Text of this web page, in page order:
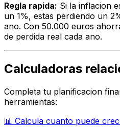
Regla rapida: Si la inflacion
un 1%, estas perdiendo un
ano. Con 50.000 euros
de perdida real cada ano.
Calculadoras
Completa tu planificacion
herramientas:
📊 Calcula cuanto puede